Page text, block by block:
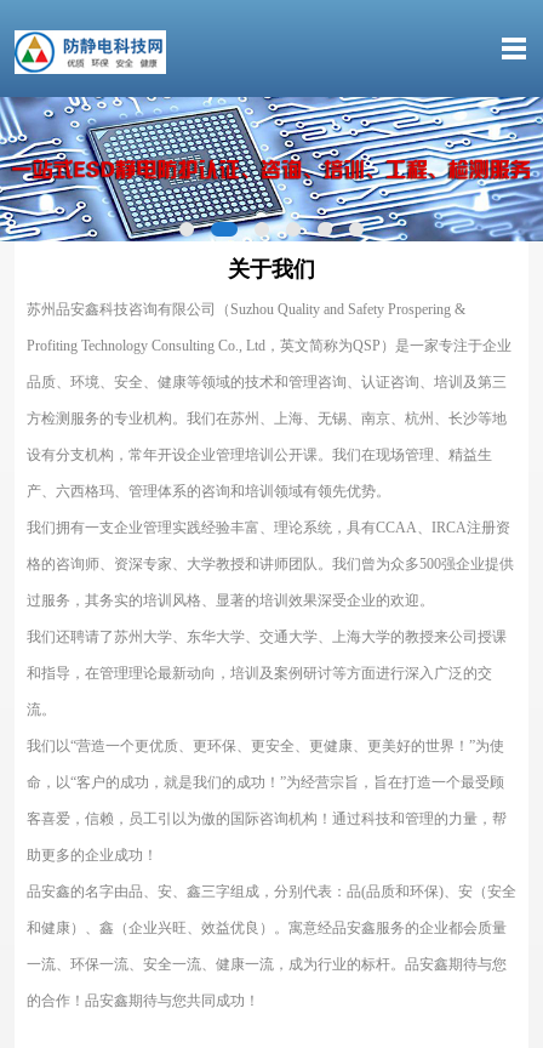
关于我们
苏州品安鑫科技咨询有限公司（Suzhou Quality and Safety Prospering &
Profiting Technology Consulting Co., Ltd，英文简称为QSP）是一家专注于企业
品质、环境、安全、健康等领域的技术和管理咨询、认证咨询、培训及第三
方检测服务的专业机构。我们在苏州、上海、无锡、南京、杭州、长沙等地
设有分支机构，常年开设企业管理培训公开课。我们在现场管理、精益生
产、六西格玛、管理体系的咨询和培训领域有领先优势。
我们拥有一支企业管理实践经验丰富、理论系统，具有CCAA、IRCA注册资
格的咨询师、资深专家、大学教授和讲师团队。我们曾为众多500强企业提供
过服务，其务实的培训风格、显著的培训效果深受企业的欢迎。
我们还聘请了苏州大学、东华大学、交通大学、上海大学的教授来公司授课
和指导，在管理理论最新动向，培训及案例研讨等方面进行深入广泛的交
流。
我们以“营造一个更优质、更环保、更安全、更健康、更美好的世界！”为使
命，以“客户的成功，就是我们的成功！”为经营宗旨，旨在打造一个最受顾
客喜爱，信赖，员工引以为傲的国际咨询机构！通过科技和管理的力量，帮
助更多的企业成功！
品安鑫的名字由品、安、鑫三字组成，分别代表：品(品质和环保)、安（安全
和健康）、鑫（企业兴旺、效益优良）。寓意经品安鑫服务的企业都会质量
一流、环保一流、安全一流、健康一流，成为行业的标杆。品安鑫期待与您
的合作！品安鑫期待与您共同成功！